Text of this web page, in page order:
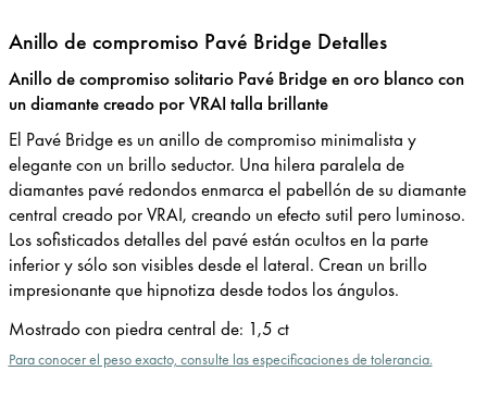
Anillo de compromiso Pavé Bridge Detalles
Anillo de compromiso solitario Pavé Bridge en oro blanco con
un diamante creado por VRAI talla brillante
El Pavé Bridge es un anillo de compromiso minimalista y
elegante con un brillo seductor. Una hilera paralela de
diamantes pavé redondos enmarca el pabellón de su diamante
central creado por VRAI, creando un efecto sutil pero luminoso.
Los sofisticados detalles del pavé están ocultos en la parte
inferior y sólo son visibles desde el lateral. Crean un brillo
impresionante que hipnotiza desde todos los ángulos.
Mostrado con piedra central de: 1,5 ct
Para conocer el peso exacto, consulte las especificaciones de tolerancia.